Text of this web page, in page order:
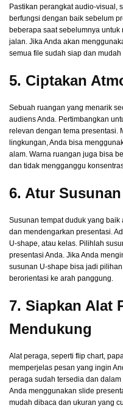
Pastikan perangkat audio-visual,
berfungsi dengan baik sebelum
beberapa saat sebelumnya
jalan. Jika Anda akan
semua file sudah siap dan mudah
5. Ciptakan
Sebuah ruangan yang menarik
audiens Anda. Pertimbangkan
relevan dengan tema presentasi.
lingkungan, Anda bisa
alam. Warna ruangan juga bisa
dan tidak mengganggu
6. Atur
Susunan tempat duduk yang
dan mendengarkan presentasi.
U-shape, atau kelas. Pilihlah
presentasi Anda. Jika Anda
susunan U-shape bisa jadi
berorientasi ke arah panggung.
7. Siapkan Alat
Mendukung
Alat peraga, seperti flip chart,
memperjelas pesan yang ingin
peraga sudah tersedia dan
Anda menggunakan slide
mudah dibaca dan ukuran yang